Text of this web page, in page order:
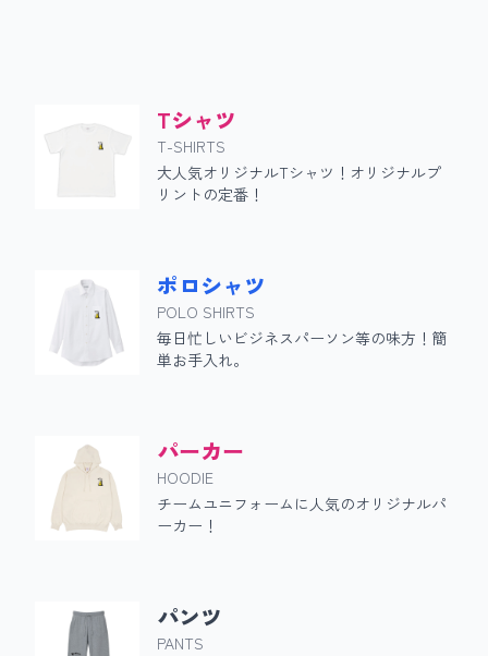
Tシャツ
T-SHIRTS
大人気オリジナルTシャツ！オリジナルプ
リントの定番！
ポロシャツ
POLO SHIRTS
毎日忙しいビジネスパーソン等の味方！簡
単お手入れ。
パーカー
HOODIE
チームユニフォームに人気のオリジナルパ
ーカー！
パンツ
PANTS